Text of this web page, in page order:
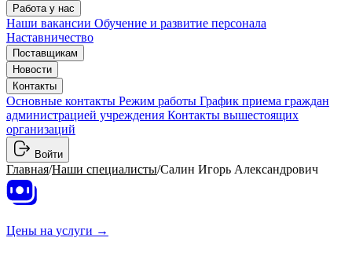
Работа у нас
Наши вакансии Обучение и развитие персонала
Наставничество
Поставщикам
Новости
Контакты
Основные контакты Режим работы График приема граждан
администрацией учреждения Контакты вышестоящих
организаций
Войти
Главная/Наши специалисты/Салин Игорь Александрович
Цены на услуги →